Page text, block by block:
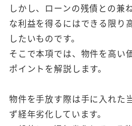
しかし、ローンの残債との兼
な利益を得るにはできる限り
したいものです。
そこで本項では、物件を高い
ポイントを解説します。
物件を手放す際は手に入れた
ず経年劣化しています。